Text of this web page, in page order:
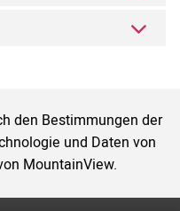
den Bestimmungen der
und Daten von
MountainView.